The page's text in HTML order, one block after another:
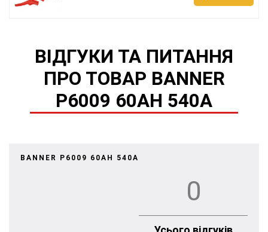
ВІДГУКИ ТА ПИТАННЯ
ПРО ТОВАР BANNER
P6009 60AH 540A
BANNER P6009 60AH 540A
0